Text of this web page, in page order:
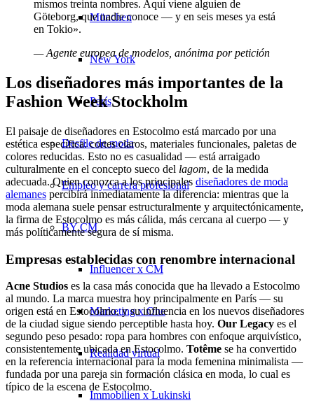
München
New York
París
Desfile de moda
Empleo y carrera profesional
BY CM
Influencer x CM
Marketing x One
Realidad virtual
Immobilien x Lukinski
mismos treinta nombres. Aquí viene alguien de
Göteborg, que nadie conoce — y en seis meses ya está
en Tokio».
— Agente europea de modelos, anónima por petición
Los diseñadores más importantes de la
Fashion Week Stockholm
El paisaje de diseñadores en Estocolmo está marcado por una
estética específica: cortes claros, materiales funcionales, paletas de
colores reducidas. Esto no es casualidad — está arraigado
culturalmente en el concepto sueco del lagom, de la medida
adecuada. Quien conozca a los principales diseñadores de moda
alemanes percibirá inmediatamente la diferencia: mientras que la
moda alemana suele pensar estructuralmente y arquitectónicamente,
la firma de Estocolmo es más cálida, más cercana al cuerpo — y
más políticamente segura de sí misma.
Empresas establecidas con renombre internacional
Acne Studios es la casa más conocida que ha llevado a Estocolmo
al mundo. La marca muestra hoy principalmente en París — su
origen está en Estocolmo, y su influencia en los nuevos diseñadores
de la ciudad sigue siendo perceptible hasta hoy. Our Legacy es el
segundo peso pesado: ropa para hombres con enfoque arquivístico,
consistentemente ubicada en Estocolmo. Totême se ha convertido
en la referencia internacional para la moda femenina minimalista —
fundada por una pareja sin formación clásica en moda, lo cual es
típico de la escena de Estocolmo.